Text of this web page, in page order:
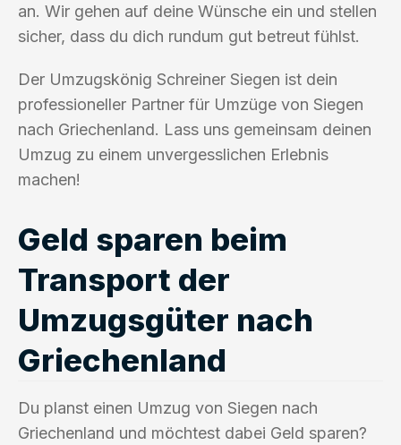
an. Wir gehen auf deine Wünsche ein und stellen
sicher, dass du dich rundum gut betreut fühlst.
Der Umzugskönig Schreiner Siegen ist dein
professioneller Partner für Umzüge von Siegen
nach Griechenland. Lass uns gemeinsam deinen
Umzug zu einem unvergesslichen Erlebnis
machen!
Geld sparen beim
Transport der
Umzugsgüter nach
Griechenland
Du planst einen Umzug von Siegen nach
Griechenland und möchtest dabei Geld sparen?